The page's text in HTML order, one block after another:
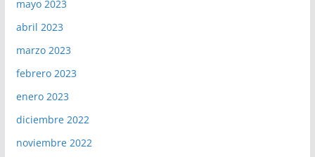
mayo 2023
abril 2023
marzo 2023
febrero 2023
enero 2023
diciembre 2022
noviembre 2022